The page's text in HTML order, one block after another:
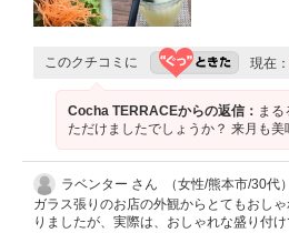
このクチコミに 現在：
Cocha TERRACEからの返信： ま
ただけましたでしょうか？ 来月も
ラベンター さん （女性/熊本市/30代）
ガラス張りのお店の外観からとてもおし
りましたが、実際は、おしゃれな盛り付